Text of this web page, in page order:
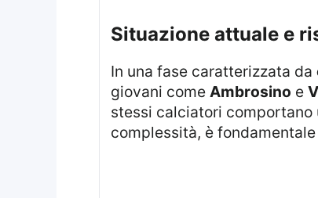
situazione attuale e
In una fase caratterizzata da
giovani come Ambrosino e
stessi calciatori
complessità, è